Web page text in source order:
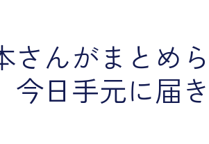
さんがまとめら
今日手元に届き